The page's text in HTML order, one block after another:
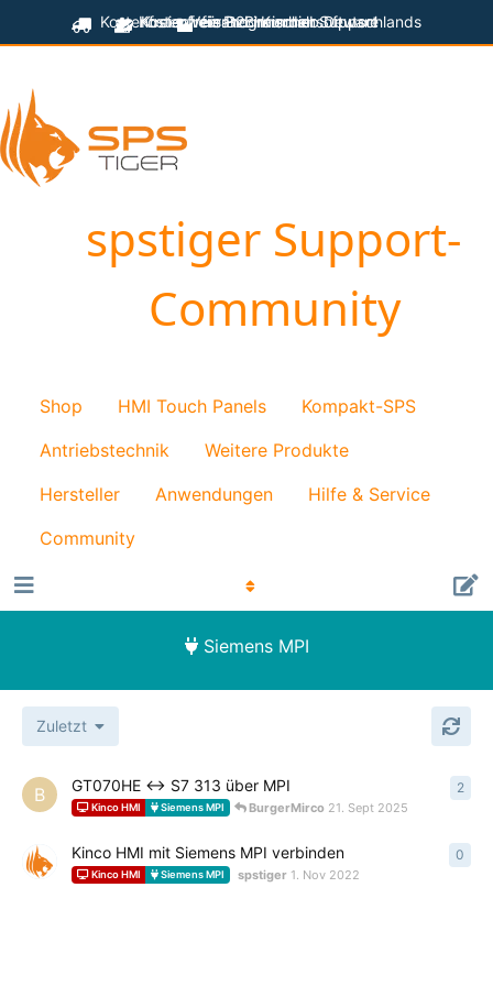
Kostenfreier technischer Support
Kostenfreier Versand innerhalb Deutschlands
Kostenfreie Programmiersoftware
für B2B-Kunden
spstiger Support-
Community
Shop HMI Touch Panels
Kompakt-SPS
Antriebstechnik
Weitere Produkte
Hersteller
Anwendungen
Hilfe & Service
Community
Siemens MPI
Zuletzt
B GT070HE <-> S7 313 über MPI
Kinco HMI Siemens MPI BurgerMirco 21. Sept 2025
2
Kinco HMI mit Siemens MPI verbinden
Kinco HMI Siemens MPI spstiger 1. Nov 2022
0